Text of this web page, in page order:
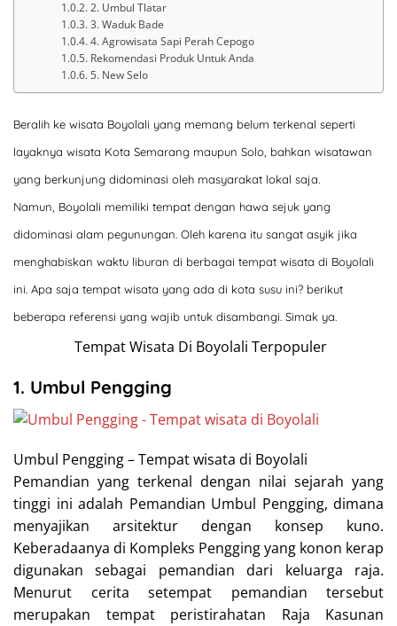
2. Umbul Tlatar
3. Waduk Bade
4. Agrowisata Sapi Perah Cepogo
Rekomendasi Produk Untuk Anda
5. New Selo
Beralih ke wisata Boyolali yang memang belum terkenal seperti
layaknya wisata Kota Semarang maupun Solo, bahkan wisatawan
yang berkunjung didominasi oleh masyarakat lokal saja.
Namun, Boyolali memiliki tempat dengan hawa sejuk yang
didominasi alam pegunungan. Oleh karena itu sangat asyik jika
menghabiskan waktu liburan di berbagai tempat wisata di Boyolali
ini. Apa saja tempat wisata yang ada di kota susu ini? berikut
beberapa referensi yang wajib untuk disambangi. Simak ya.
Tempat Wisata Di Boyolali Terpopuler
1. Umbul Pengging
Umbul Pengging – Tempat wisata di Boyolali
Pemandian yang terkenal dengan nilai sejarah yang
tinggi ini adalah Pemandian Umbul Pengging, dimana
menyajikan arsitektur dengan konsep kuno.
Keberadaanya di Kompleks Pengging yang konon kerap
digunakan sebagai pemandian dari keluarga raja.
Menurut cerita setempat pemandian tersebut
merupakan tempat peristirahatan Raja Kasunan